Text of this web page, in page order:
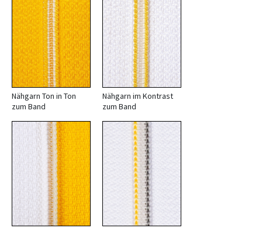
Nähgarn Ton in Ton
zum Band
Nähgarn im Kontrast
zum Band